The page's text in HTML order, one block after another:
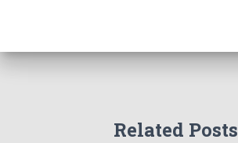
Related Posts